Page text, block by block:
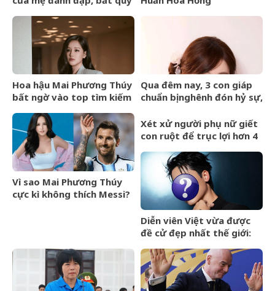
Hoa hậu Mai Phương Thúy
bất ngờ vào top tìm kiếm
vọt
Qua đêm nay, 3 con giáp
chuẩn bị nghênh đón hỷ sự,
hương hóa Rồng hóa
Phượng
Vì sao Mai Phương Thúy
cực kì không thích Messi?
Xét xử người phụ nữ giết
con ruột để trục lợi hơn 4
Diễn viên Việt vừa được
đề cử đẹp nhất thế giới:
cưỡng, ăn tiền nhất là đôi
mắt cực phẩm